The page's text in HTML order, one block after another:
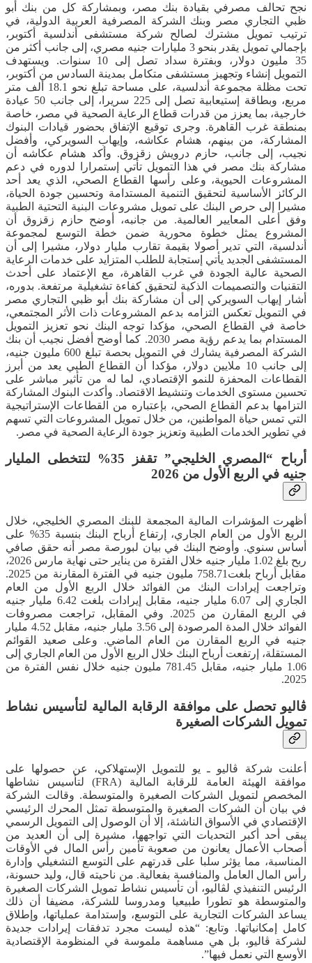
نجح تحالف مصرفي بقيادة بنك مصر، وبمشاركة كل من بنك أبو
ظبي التجاري مصر وبنك الشركة المصرفية العربية الدولية، في
ترتيب تمويل مشترك لصالح شركة مستشفى أندلسية أكتوبر،
بإجمالي تمويل يقدر بنحو 3 مليارات جنيه مصري، إلى جانب أكثر من
35 مليون دولار، وبفترة سداد تصل إلى 10 سنوات. ويستهدف
التمويل إنشاء وتجهيز مستشفى متكامل بمدينة السادس من أكتوبر،
تحت مظلة مجموعة أندلسية، على مساحة تبلغ نحو 18.1 ألف متر
مربع، وبطاقة إستيعابية تصل إلى 225 سريرا، إلى جانب 50 عيادة
خارجية، بما يعزز من قدرات قطاع الرعاية الصحية في مصر، خاصة
بمنطقة غرب القاهرة. وجرى توقيع الإتفاق بحضور قيادات البنوك
المشاركة، من بينهم، هشام عكاشه، وإيهاب السويركي، وأفضل
نجيب، إلى جانب، حازم درويش زقزوق. وأكد هشام عكاشه أن
مشاركة بنك مصر في هذا التمويل تأتي إستمرارا لدوره في دعم
المشروعات الحيوية، وعلى رأسها القطاع الصحي، الذي يعد أحد
الركائز الأساسية لتحقيق التنمية المستدامة وتحسين جودة الحياة،
مشيرا إلى حرص البنك على تمويل مشروعات البنية التحتية الطبية
وفق أعلى المعايير العالمية. من جانبه، أوضح حازم زقزوق أن
المشروع يمثل خطوة محورية ضمن خطة التوسع لمجموعة
أندلسية، التي تدير أصولا بقيمة تقارب مليار دولار، مشيرا إلى أن
المستشفى الجديد يأتي إستجابة للطلب المتزايد على خدمات الرعاية
الصحية عالية الجودة في غرب القاهرة، مع الإعتماد على أحدث
التقنيات والتصميمات الذكية لتحقيق كفاءة تشغيلية مرتفعة. بدوره،
أشار إيهاب السويركي إلى أن مشاركة بنك أبو ظبي التجاري مصر
في التمويل تعكس التزامه بدعم المشروعات ذات الأثر المجتمعي،
خاصة في القطاع الصحي، مؤكدا توجه البنك نحو تعزيز التمويل
المستدام بما يدعم رؤية مصر 2030. كما أوضح أفضل نجيب أن بنك
الشركة المصرفية يشارك في التمويل بحصة تبلغ 600 مليون جنيه،
إلى جانب 10 ملايين دولار، مؤكدا أن القطاع الطبي يعد من أبرز
القطاعات المحفزة للنمو الإقتصادي، لما له من تأثير مباشر على
تحسين مستوى الخدمات وتنشيط الاقتصاد. وأكدت البنوك المشاركة
التزامها بدعم القطاع الصحي، بإعتباره من القطاعات الإستراتيجية
التي تمس حياة المواطنين، من خلال تمويل المشروعات التي تسهم
في تطوير الخدمات الطبية وتعزيز جودة الرعاية الصحية في مصر.
أرباح “المصري الخليجي” تقفز 35% لتتخطى المليار
جنيه في الربع الأول من 2026
أظهرت المؤشرات المالية المجمعة للبنك المصري الخليجي، خلال
الربع الأول من العام الجاري، إرتفاع أرباح البنك بنسبة 35% على
أساس سنوي. وأوضح البنك في بيان لبورصة مصر أنه حقق صافي
ربح بلغ 1.02 مليار جنيه خلال الفترة من يناير حتى نهاية مارس 2026،
مقابل أرباح بلغت758.71 مليون جنيه في الفترة المقارنة من 2025.
وتراجعت إيرادات البنك من الفوائد خلال الربع الأول من العام
الجاري إلى 6.07 مليار جنيه، مقابل إيرادات بلغت 6.42 مليار جنيه
في الربع المقارن من 2025. وفي المقابل، تراجعت مصروفات
الفوائد خلال المدة المرصودة إلى 3.56 مليار جنيه، مقابل 4.52 مليار
جنيه في الربع المقارن من العام الماضي. وعلى صعيد القوائم
المستقلة، إرتفعت أرباح البنك خلال الربع الأول من العام الجاري إلى
1.06 مليار جنيه، مقابل 781.45 مليون جنيه خلال نفس الفترة من
2025.
ڤاليو تحصل على موافقة الرقابة المالية لتأسيس نشاط
تمويل الشركات الصغيرة
أعلنت شركة ڤاليو ـ يو للتمويل الإستهلاكي، عن حصولها على
موافقة الهيئة العامة للرقابة المالية (FRA) لتأسيس نشاطها
المخصص لتمويل الشركات الصغيرة والمتوسطة. وقالت الشركة
في بيان أن الشركات الصغيرة والمتوسطة تمثل المحرك الرئيسي
الإقتصادي في الأسواق الناشئة، إلا أن الوصول إلى التمويل الرسمي
يبقى أحد أكبر التحديات التي تواجهها، مشيرة إلى أن العديد من
أصحاب الأعمال يعانون من صعوبة تأمين رأس المال في الأوقات
المناسبة، مما يؤثر سلبا على قدرتهم على التوسع التشغيلي وإدارة
رأس المال العامل والمنافسة بفعالية. من ناحيته قال، وليد حسونة،
الرئيس التنفيذي لڤاليو، أن تأسيس نشاط تمويل الشركات الصغيرة
والمتوسطة هو تطورا طبيعيا ومدروسا للشركة، مضيفا أن ذلك
يساعد الشركات التجارية على التوسع، وإستدامة عملياتها، وإطلاق
كامل إمكانياتها. وتابع: “هذه ليست مجرد تدفقات إيرادات جديدة
لشركة ڤاليو، بل هي مساهمة ملموسة في المنظومة الإقتصادية
الأوسع التي نعمل فيها”.